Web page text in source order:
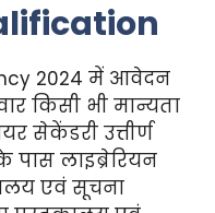
2024 में आवेदन
किसी भी मान्यता
सेकेंडरी उत्तीर्ण
पास लाइब्रेरियन
एवं सूचना